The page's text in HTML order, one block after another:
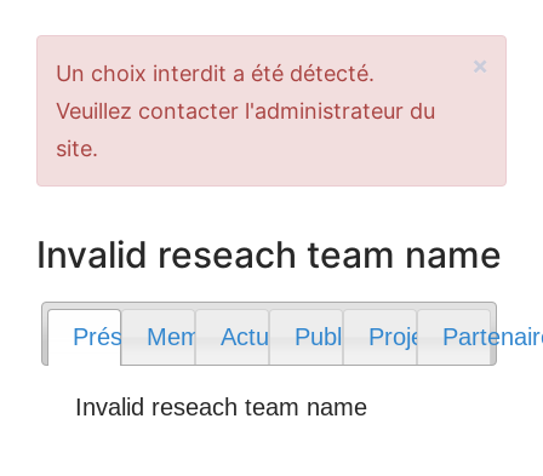
×
Message
d'erreur
Un choix interdit a été détecté.
Veuillez contacter l'administrateur du
site.
Invalid reseach team name
PrésentationMembresActualitésPublications
Projets
Invalid reseach team name